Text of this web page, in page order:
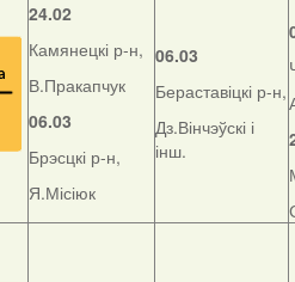
24.02
Камянецкі р-н,
В.Пракапчук
06.03
Брэсцкі р-н,
Я.Місіюк
06.03
Бераставіцкі р-н,
Дз.Вінчэўскі і
інш.